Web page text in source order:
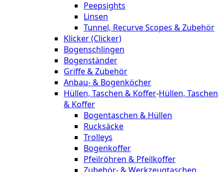
Peepsights
Linsen
Tunnel, Recurve Scopes & Zubehör
Klicker (Clicker)
Bogenschlingen
Bogenständer
Griffe & Zubehör
Anbau- & Bogenköcher
Hüllen, Taschen & Koffer-Hüllen, Taschen
& Koffer
Bogentaschen & Hüllen
Rucksäcke
Trolleys
Bogenkoffer
Pfeilröhren & Pfeilkoffer